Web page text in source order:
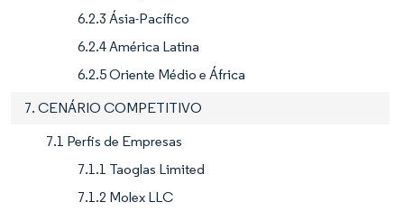
6.2.3 Ásia-Pacífico
6.2.4 América Latina
6.2.5 Oriente Médio e África
7. CENÁRIO COMPETITIVO
7.1 Perfis de Empresas
7.1.1 Taoglas Limited
7.1.2 Molex LLC